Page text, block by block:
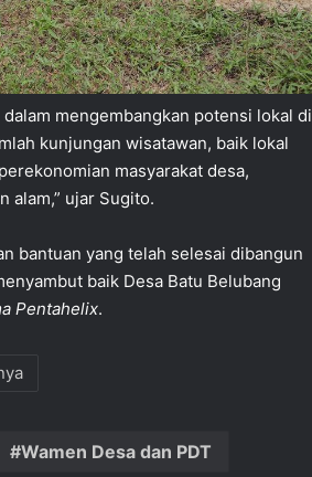
mengembangkan potensi lokal di
kunjungan wisatawan, baik lokal
masyarakat desa,
alam,” ujar Sugito.
bantuan yang telah selesai dibangun
baik Desa Batu Belubang
Pentahelix.
Wamen Desa dan PDT